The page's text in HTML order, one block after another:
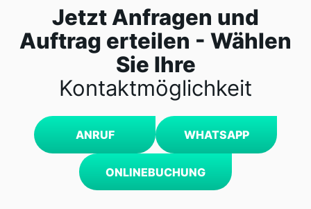
Jetzt Anfragen und
Auftrag erteilen - Wählen
Sie Ihre
Kontaktmöglichkeit
ANRUF WHATSAPP
ONLINEBUCHUNG